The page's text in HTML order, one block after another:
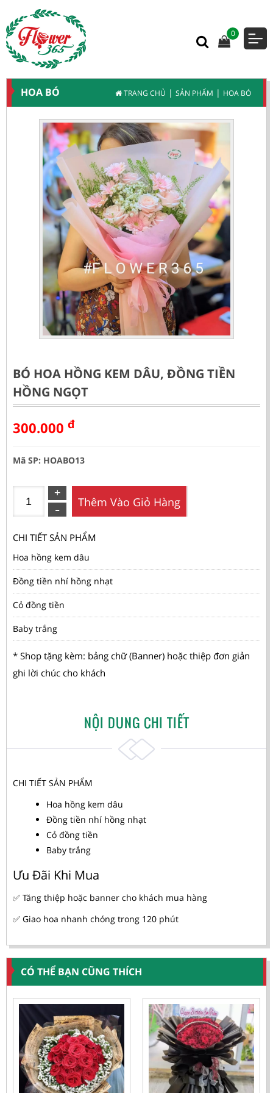
0
HOA BÓ TRANG CHỦ | SẢN PHẨM | HOA BÓ
BÓ HOA HỒNG KEM DÂU, ĐỒNG TIỀN
HỒNG NGỌT
300.000 đ
Mã SP: HOABO13
Thêm Vào Giỏ Hàng
CHI TIẾT SẢN PHẨM
Hoa hồng kem dâu
Đồng tiền nhí hồng nhạt
Cỏ đồng tiền
Baby trắng
* Shop tặng kèm: bảng chữ (Banner) hoặc thiệp đơn giản
ghi lời chúc cho khách
NỘI DUNG CHI TIẾT
CHI TIẾT SẢN PHẨM
Hoa hồng kem dâu
Đồng tiền nhí hồng nhạt
Cỏ đồng tiền
Baby trắng
Ưu Đãi Khi Mua
✅ Tăng thiệp hoặc banner cho khách mua hàng
✅ Giao hoa nhanh chóng trong 120 phút
CÓ THỂ BẠN CŨNG THÍCH